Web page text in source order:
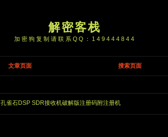
解密客栈
加密狗复制请联系QQ：149444844
文章页面 搜索页面
孔雀石DSP SDR接收机破解版注册码附注册机